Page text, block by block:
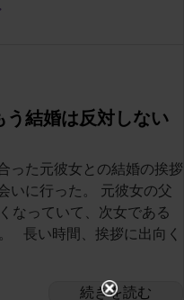
う結婚は反対しない
った元彼女との結婚の挨拶
いに行った。 元彼女の父
なっていて、次女である
長い時間、挨拶に出向く
続きを読む